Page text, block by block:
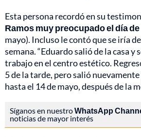
Esta persona recordó en su
Ramos muy preocupado el día
mayo). Incluso le contó que se iría
semana. “Eduardo salió de la casa y
trabajo en el centro estético.
5 de la tarde, pero salió
hasta el 14 de mayo, después de la
Síganos en nuestroWhatsApp
noticias de mayor interés